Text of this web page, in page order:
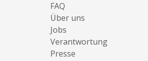
FAQ
Über uns
Jobs
Verantwortung
Presse